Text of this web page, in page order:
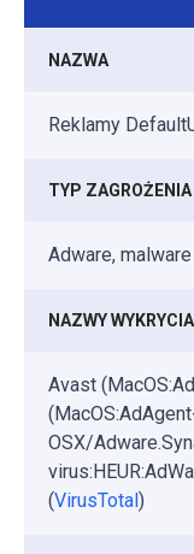
NAZWA
Reklamy
TYP ZAGROŻENIA
Adware,
NAZWY WYKRYCIA
Avast
OSX/
(VirusTotal)